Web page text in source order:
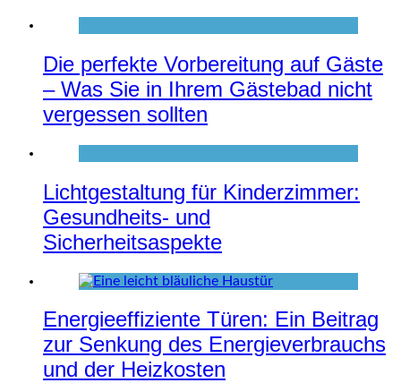
Die perfekte Vorbereitung auf Gäste
– Was Sie in Ihrem Gästebad nicht
vergessen sollten
Lichtgestaltung für Kinderzimmer:
Gesundheits- und
Sicherheitsaspekte
Energieeffiziente Türen: Ein Beitrag
zur Senkung des Energieverbrauchs
und der Heizkosten